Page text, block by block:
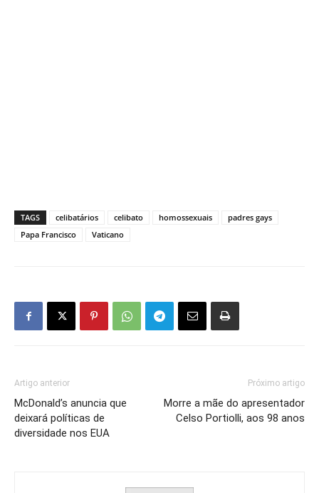
TAGS celibatários celibato homossexuais
padres gays
Papa Francisco
Vaticano
Artigo anterior
McDonald’s anuncia que
deixará políticas de
diversidade nos EUA
Próximo artigo
Morre a mãe do apresentador
Celso Portiolli, aos 98 anos